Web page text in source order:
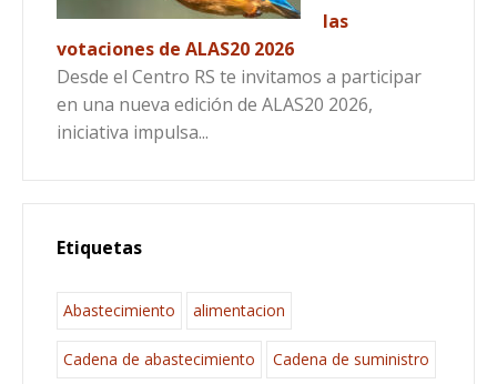
las
votaciones de ALAS20 2026
Desde el Centro RS te invitamos a participar
en una nueva edición de ALAS20 2026,
iniciativa impulsa...
Etiquetas
Abastecimiento alimentacion
Cadena de abastecimiento Cadena de suministro